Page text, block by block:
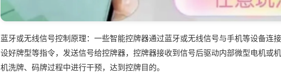
蓝牙或无线信号控制原理：一些智能控牌器通过蓝牙或无线信号与手机等设备连
设好牌型等指令，发送信号给控牌器，控牌器接收到信号后驱动内部微型电机或
机洗牌、码牌过程中进行干预，达到控牌目的。